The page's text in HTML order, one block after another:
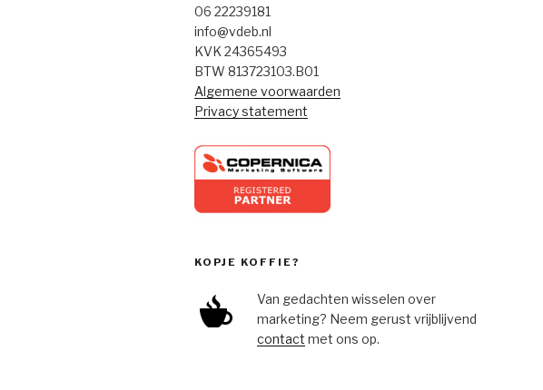
06 22239181
info@vdeb.nl
KVK 24365493
BTW 813723103.B01
Algemene voorwaarden
Privacy statement
KOPJE KOFFIE?
Van gedachten wisselen over
marketing? Neem gerust vrijblijvend
contact met ons op.